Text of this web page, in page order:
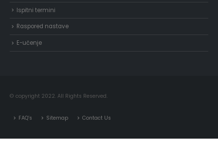
Ispitni termini
Raspored nastave
E-učenje
© copyright 2022. All Rights Reserved.
FAQ’s Sitemap Contact Us